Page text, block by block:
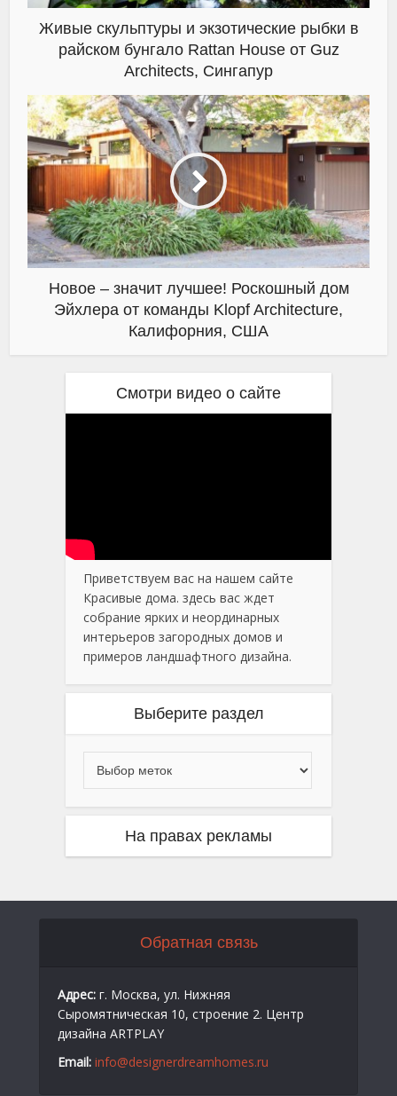
Живые скульптуры и экзотические рыбки в
райском бунгало Rattan House от Guz
Architects, Сингапур
Новое – значит лучшее! Роскошный дом
Эйхлера от команды Klopf Architecture,
Калифорния, США
Смотри видео о сайте
Приветствуем вас на нашем сайте
Красивые дома. здесь вас ждет
собрание ярких и неординарных
интерьеров загородных домов и
примеров ландшафтного дизайна.
Выберите раздел
На правах рекламы
Обратная связь
Адрес: г. Москва, ул. Нижняя
Сыромятническая 10, строение 2. Центр
дизайна ARTPLAY
Email: info@designerdreamhomes.ru